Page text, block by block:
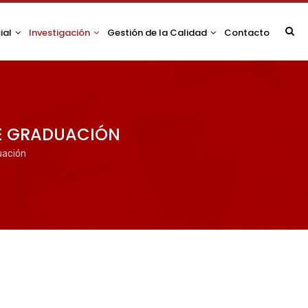
Investigación Gestión de la Calidad Contacto
GRADUACIÓN